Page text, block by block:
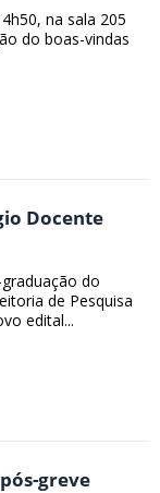
na sala 205
do boas-vindas
Docente
do
de Pesquisa
edital...
greve